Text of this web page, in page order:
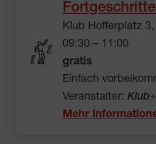
Klub Hofferplatz
09:30 – 11:00
gratis
Einfach
Veranstalter: Klub
Mehr